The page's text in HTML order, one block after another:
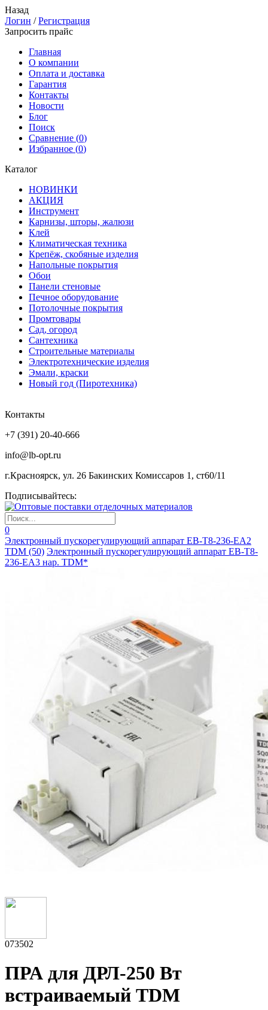
Назад
Логин /Регистрация
Запросить прайс
Главная
О компании
Оплата и доставка
Гарантия
Контакты
Новости
Блог
Поиск
Сравнение (0)
Избранное (0)
Каталог
НОВИНКИ
АКЦИЯ
Инструмент
Карнизы, шторы, жалюзи
Клей
Климатическая техника
Крепёж, скобяные изделия
Напольные покрытия
Обои
Панели стеновые
Печное оборудование
Потолочные покрытия
Промтовары
Сад, огород
Сантехника
Строительные материалы
Электротехнические изделия
Эмали, краски
Новый год (Пиротехника)
Контакты
+7 (391) 20-40-666
info@lb-opt.ru
г.Красноярск, ул. 26 Бакинских Комиссаров 1, ст60/11
Подписывайтесь:
0
Электронный пускорегулирующий аппарат EB-T8-236-EA2
TDM (50) Электронный пускорегулирующий аппарат EB-T8-
236-EA3 нар. TDM*
073502
ПРА для ДРЛ-250 Вт
встраиваемый TDM